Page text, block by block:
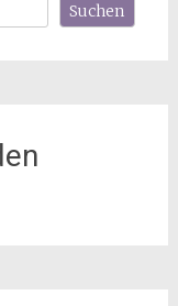
Suchen